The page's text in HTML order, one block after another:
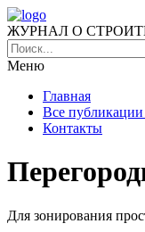
ЖУРНАЛ О
Меню
Главная
Все
Контакты
Для зонирования